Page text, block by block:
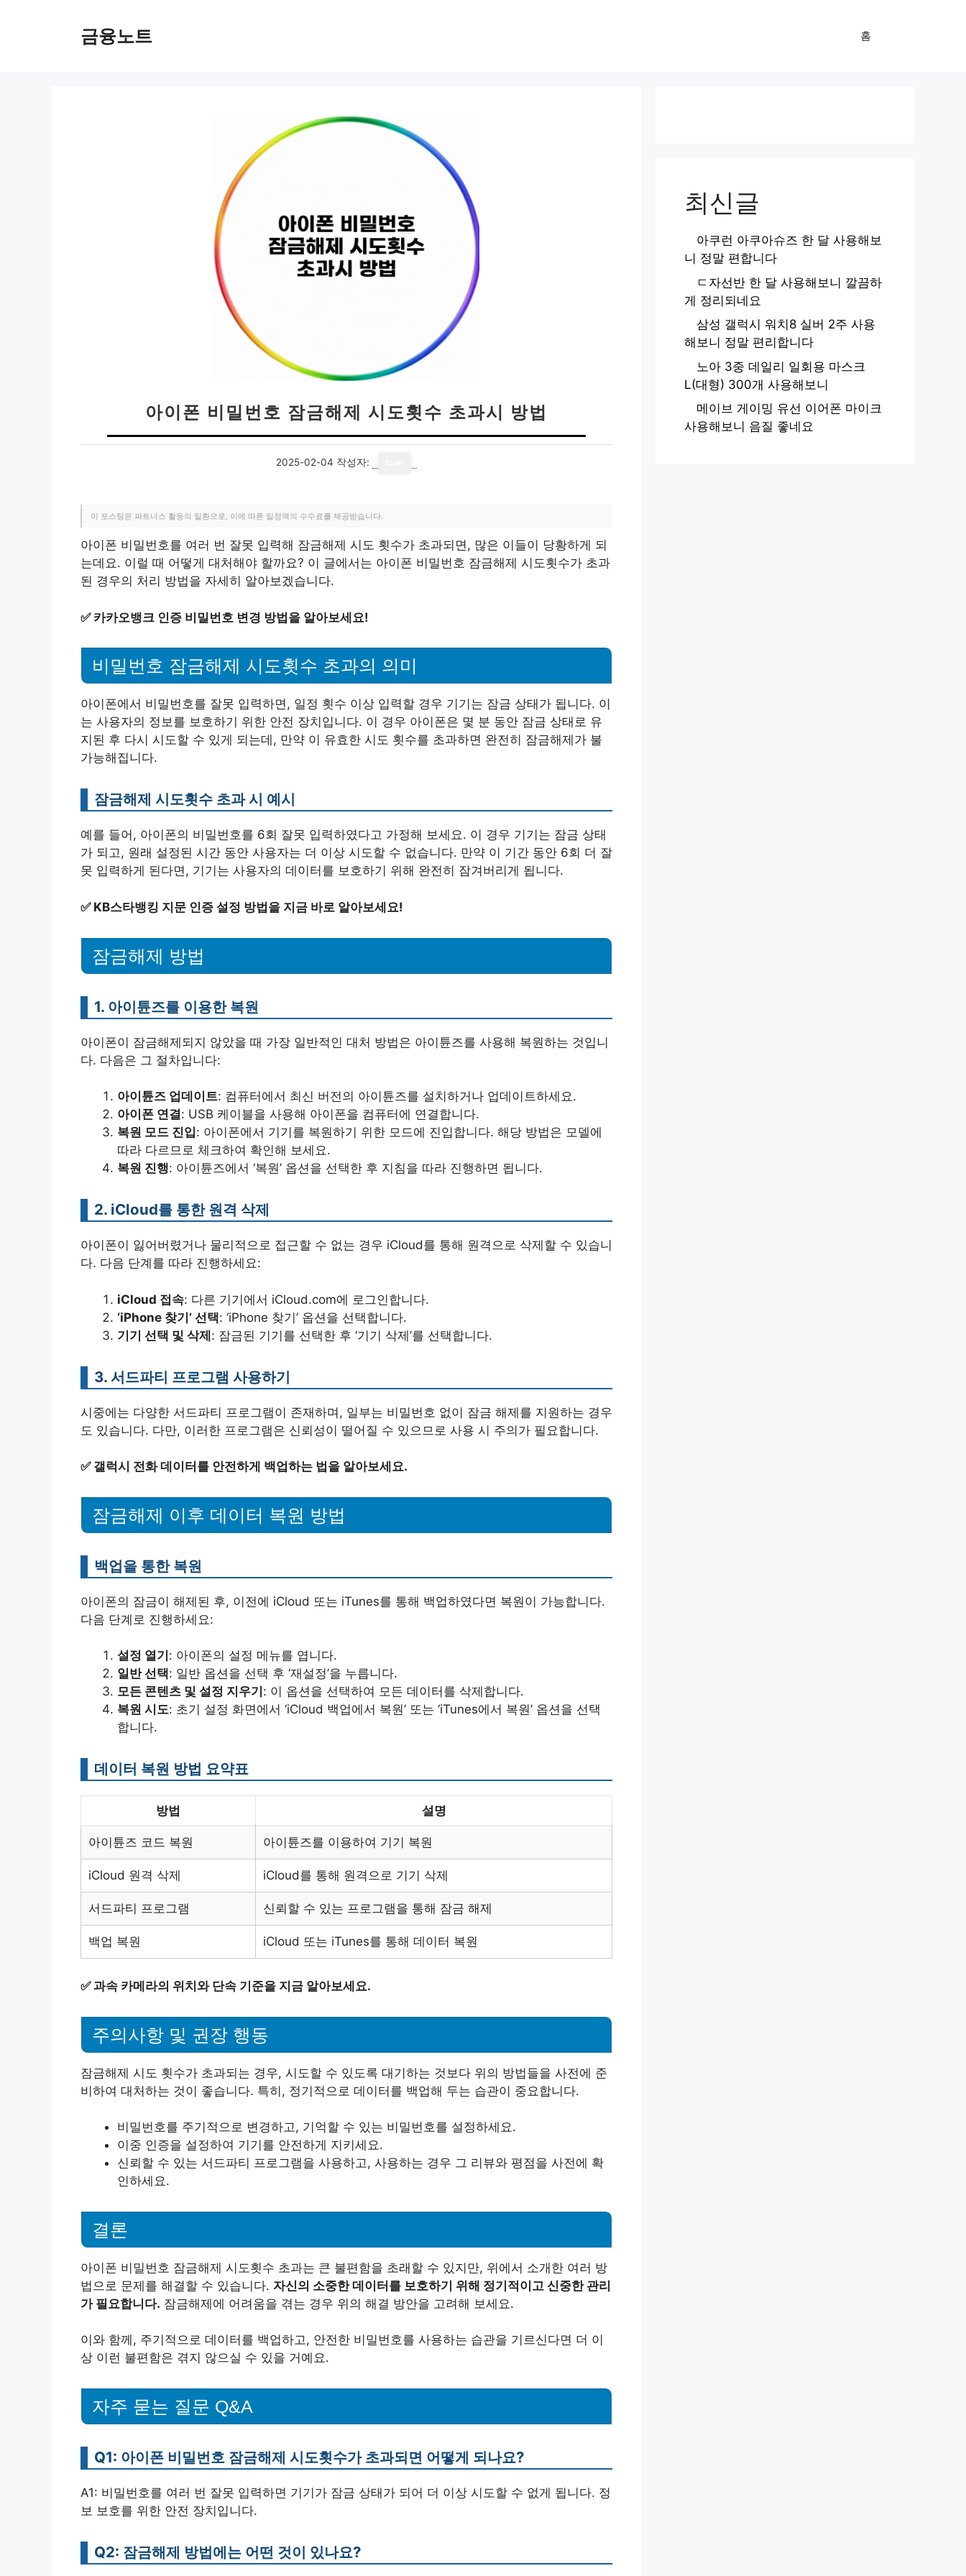
금융노트 홈
아이폰 비밀번호 잠금해제 시도횟수 초과시 방법
2025-02-04 작성자:
이 포스팅은 파트너스 활동의 일환으로, 이에 따른 일정액의 수수료를 제공받습니다.
아이폰 비밀번호를 여러 번 잘못 입력해 잠금해제 시도 횟수가 초과되면, 많은 이들이 당황하게 되
는데요. 이럴 때 어떻게 대처해야 할까요? 이 글에서는 아이폰 비밀번호 잠금해제 시도횟수가 초과
된 경우의 처리 방법을 자세히 알아보겠습니다.
✅ 카카오뱅크 인증 비밀번호 변경 방법을 알아보세요!
비밀번호 잠금해제 시도횟수 초과의 의미
아이폰에서 비밀번호를 잘못 입력하면, 일정 횟수 이상 입력할 경우 기기는 잠금 상태가 됩니다. 이
는 사용자의 정보를 보호하기 위한 안전 장치입니다. 이 경우 아이폰은 몇 분 동안 잠금 상태로 유
지된 후 다시 시도할 수 있게 되는데, 만약 이 유효한 시도 횟수를 초과하면 완전히 잠금해제가 불
가능해집니다.
잠금해제 시도횟수 초과 시 예시
예를 들어, 아이폰의 비밀번호를 6회 잘못 입력하였다고 가정해 보세요. 이 경우 기기는 잠금 상태
가 되고, 원래 설정된 시간 동안 사용자는 더 이상 시도할 수 없습니다. 만약 이 기간 동안 6회 더 잘
못 입력하게 된다면, 기기는 사용자의 데이터를 보호하기 위해 완전히 잠겨버리게 됩니다.
✅ KB스타뱅킹 지문 인증 설정 방법을 지금 바로 알아보세요!
잠금해제 방법
1. 아이튠즈를 이용한 복원
아이폰이 잠금해제되지 않았을 때 가장 일반적인 대처 방법은 아이튠즈를 사용해 복원하는 것입니
다. 다음은 그 절차입니다:
아이튠즈 업데이트: 컴퓨터에서 최신 버전의 아이튠즈를 설치하거나 업데이트하세요.
아이폰 연결: USB 케이블을 사용해 아이폰을 컴퓨터에 연결합니다.
복원 모드 진입: 아이폰에서 기기를 복원하기 위한 모드에 진입합니다. 해당 방법은 모델에
따라 다르므로 체크하여 확인해 보세요.
복원 진행: 아이튠즈에서 ‘복원’ 옵션을 선택한 후 지침을 따라 진행하면 됩니다.
2. iCloud를 통한 원격 삭제
아이폰이 잃어버렸거나 물리적으로 접근할 수 없는 경우 iCloud를 통해 원격으로 삭제할 수 있습니
다. 다음 단계를 따라 진행하세요:
iCloud 접속: 다른 기기에서 iCloud.com에 로그인합니다.
‘iPhone 찾기’ 선택: ‘iPhone 찾기’ 옵션을 선택합니다.
기기 선택 및 삭제: 잠금된 기기를 선택한 후 ‘기기 삭제’를 선택합니다.
3. 서드파티 프로그램 사용하기
시중에는 다양한 서드파티 프로그램이 존재하며, 일부는 비밀번호 없이 잠금 해제를 지원하는 경우
도 있습니다. 다만, 이러한 프로그램은 신뢰성이 떨어질 수 있으므로 사용 시 주의가 필요합니다.
✅ 갤럭시 전화 데이터를 안전하게 백업하는 법을 알아보세요.
잠금해제 이후 데이터 복원 방법
백업을 통한 복원
아이폰의 잠금이 해제된 후, 이전에 iCloud 또는 iTunes를 통해 백업하였다면 복원이 가능합니다.
다음 단계로 진행하세요:
설정 열기 : 아이폰의 설정 메뉴를 엽니다.
일반 선택: 일반 옵션을 선택 후 ‘재설정’을 누릅니다.
모든 콘텐츠 및 설정 지우기 : 이 옵션을 선택하여 모든 데이터를 삭제합니다.
복원 시도: 초기 설정 화면에서 ‘iCloud 백업에서 복원’ 또는 ‘iTunes에서 복원’ 옵션을 선택
합니다.
데이터 복원 방법 요약표
방법 설명
아이튠즈 코드 복원 아이튠즈를 이용하여 기기 복원
iCloud 원격 삭제 iCloud를 통해 원격으로 기기 삭제
서드파티 프로그램 신뢰할 수 있는 프로그램을 통해 잠금 해제
백업 복원 iCloud 또는 iTunes를 통해 데이터 복원
✅과속 카메라의 위치와 단속 기준을 지금 알아보세요.
주의사항 및 권장 행동
잠금해제 시도 횟수가 초과되는 경우, 시도할 수 있도록 대기하는 것보다 위의 방법들을 사전에 준
비하여 대처하는 것이 좋습니다. 특히, 정기적으로 데이터를 백업해 두는 습관이 중요합니다.
비밀번호를 주기적으로 변경하고, 기억할 수 있는 비밀번호를 설정하세요.
이중 인증을 설정하여 기기를 안전하게 지키세요.
신뢰할 수 있는 서드파티 프로그램을 사용하고, 사용하는 경우 그 리뷰와 평점을 사전에 확
인하세요.
결론
아이폰 비밀번호 잠금해제 시도횟수 초과는 큰 불편함을 초래할 수 있지만, 위에서 소개한 여러 방
법으로 문제를 해결할 수 있습니다. 자신의 소중한 데이터를 보호하기 위해 정기적이고 신중한 관리
가 필요합니다. 잠금해제에 어려움을 겪는 경우 위의 해결 방안을 고려해 보세요.
이와 함께, 주기적으로 데이터를 백업하고, 안전한 비밀번호를 사용하는 습관을 기르신다면 더 이
상 이런 불편함은 겪지 않으실 수 있을 거예요.
자주 묻는 질문 Q&A
Q1: 아이폰 비밀번호 잠금해제 시도횟수가 초과되면 어떻게 되나요?
A1: 비밀번호를 여러 번 잘못 입력하면 기기가 잠금 상태가 되어 더 이상 시도할 수 없게 됩니다. 정
보 보호를 위한 안전 장치입니다.
Q2: 잠금해제 방법에는 어떤 것이 있나요?
최신글
아쿠런 아쿠아슈즈 한 달 사용해보
니 정말 편합니다
ㄷ자선반 한 달 사용해보니 깔끔하
게 정리되네요
삼성 갤럭시 워치8 실버 2주 사용
해보니 정말 편리합니다
노아 3중 데일리 일회용 마스크
L(대형) 300개 사용해보니
메이브 게이밍 유선 이어폰 마이크
사용해보니 음질 좋네요